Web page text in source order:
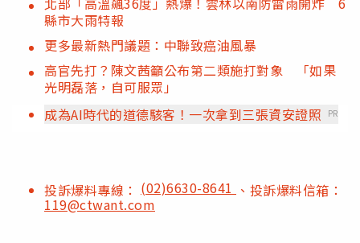
縣市大雨特報
更多最新熱門議題：中聯致癌油風暴
高官先打？陳文茜籲公布第二類施打對象 「如果
光明磊落，自可服眾」
成為AI時代的道德駭客！一次拿到三張資安證照
PR
投訴爆料專線： (02)6630-8641 、投訴爆料信箱：
119@ctwant.com